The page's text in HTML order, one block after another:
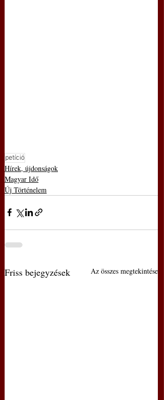
petíció
Hírek, újdonságok
Magyar Idő
Új Történelem
Friss bejegyzések Az összes megtekintése